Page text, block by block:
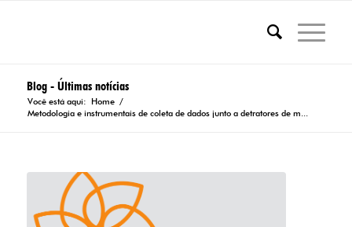
Blog - Últimas notícias
Você está aqui: Home /
Metodologia e instrumentais de coleta de dados junto a detratores de m...